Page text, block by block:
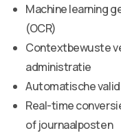
Machine learning
(OCR)
Contextbewuste
administratie
Automatische
Real-time
of journaalposten